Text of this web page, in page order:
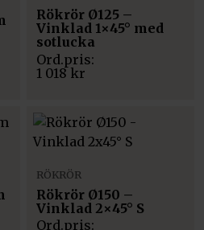
Rökrör Ø125 –
Vinklad 1×45° med
sotlucka
1 018 kr
RÖKRÖR
Rökrör Ø150 –
Vinklad 2×45° S